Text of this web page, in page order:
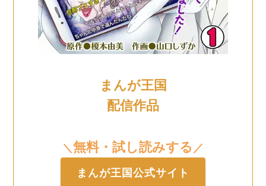
まんが王国
配信作品
＼ 無料・試し読みする ／
まんが王国公式サイト